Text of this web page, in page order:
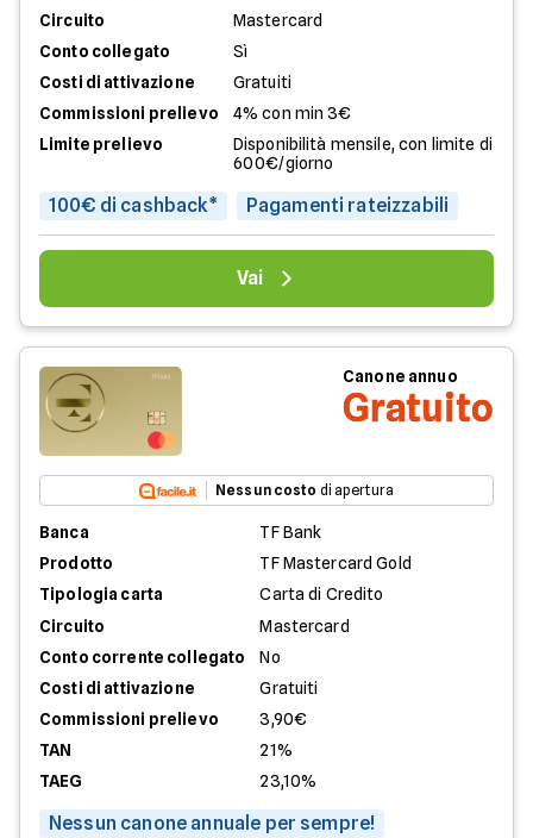
Circuito
Mastercard
Conto collegato
Sì
Costi di attivazione
Gratuiti
Commissioni prelievo
4% con min 3€
Limite prelievo
Disponibilità mensile, con limite di
600€/giorno
100€ di cashback* Pagamenti rateizzabili
Vai
Canone annuo
Gratuito
Nessun costo di apertura
Banca
TF Bank
Prodotto
TF Mastercard Gold
Tipologia carta
Carta di Credito
Circuito
Mastercard
Conto corrente collegato
No
Costi di attivazione
Gratuiti
Commissioni prelievo
3,90€
TAN
21%
TAEG
23,10%
Nessun canone annuale per sempre!